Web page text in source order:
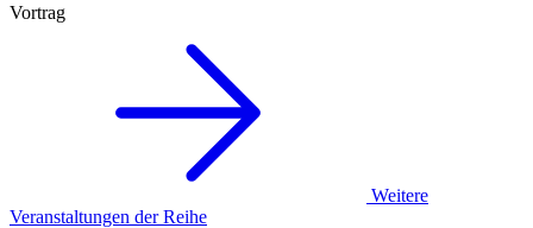
Vortrag
Weitere
Veranstaltungen der Reihe